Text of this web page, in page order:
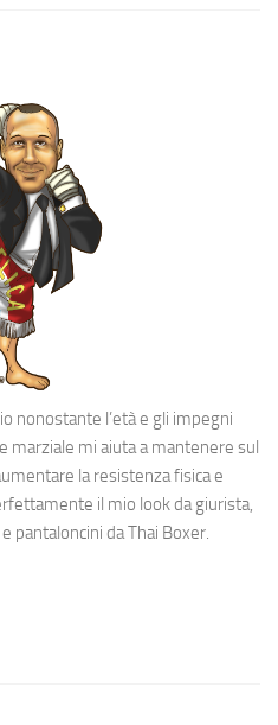
nonostante l’età e gli impegni
marziale mi aiuta a mantenere sul
la resistenza fisica e
il mio look da giurista,
pantaloncini da Thai Boxer.